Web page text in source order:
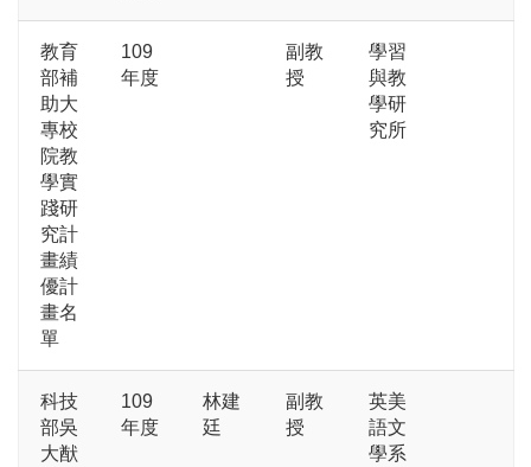
教育
部補
助大
專校
院教
學實
踐研
究計
畫績
優計
畫名
單
109
年度
副教
授
學習
與教
學研
究所
科技
部吳
大猷
109
年度
林建
廷
副教
授
英美
語文
學系